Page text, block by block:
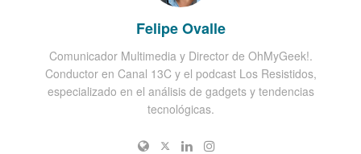
Felipe Ovalle
Comunicador Multimedia y Director de OhMyGeek!.
Conductor en Canal 13C y el podcast Los Resistidos,
especializado en el análisis de gadgets y tendencias
tecnológicas.